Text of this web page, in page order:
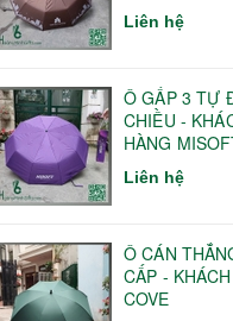
Liên hệ
Ô GẤP 3 TỰ
CHIỀU -
HÀNG
Liên hệ
Ô CÁN
CẤP -
COVE